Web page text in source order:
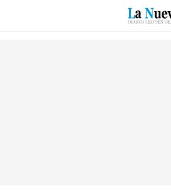
BIERZO SUCESOS CULTURAS